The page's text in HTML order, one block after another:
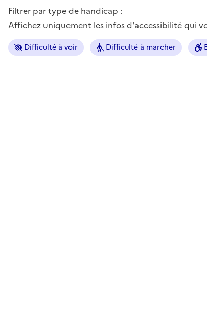
Filtrer par type de handicap :
Affichez uniquement les infos d'accessibilité qui
Difficulté à voir Difficulté à marcher